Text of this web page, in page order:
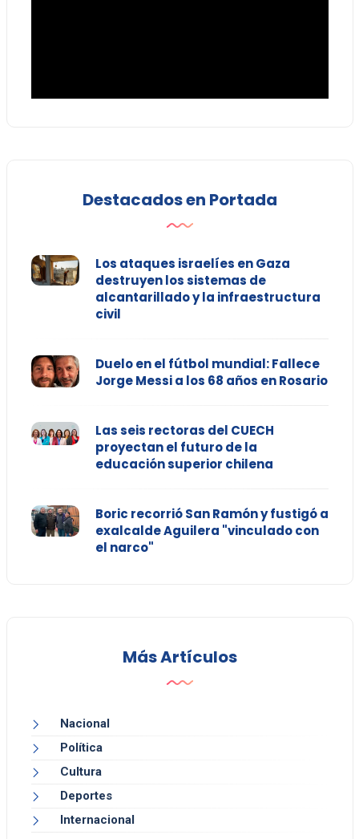
Destacados en Portada
Los ataques israelíes en Gaza
destruyen los sistemas de
alcantarillado y la infraestructura
civil
Duelo en el fútbol mundial: Fallece
Jorge Messi a los 68 años en Rosario
Las seis rectoras del CUECH
proyectan el futuro de la
educación superior chilena
Boric recorrió San Ramón y fustigó a
exalcalde Aguilera "vinculado con
el narco"
Más Artículos
Nacional
Política
Cultura
Deportes
Internacional